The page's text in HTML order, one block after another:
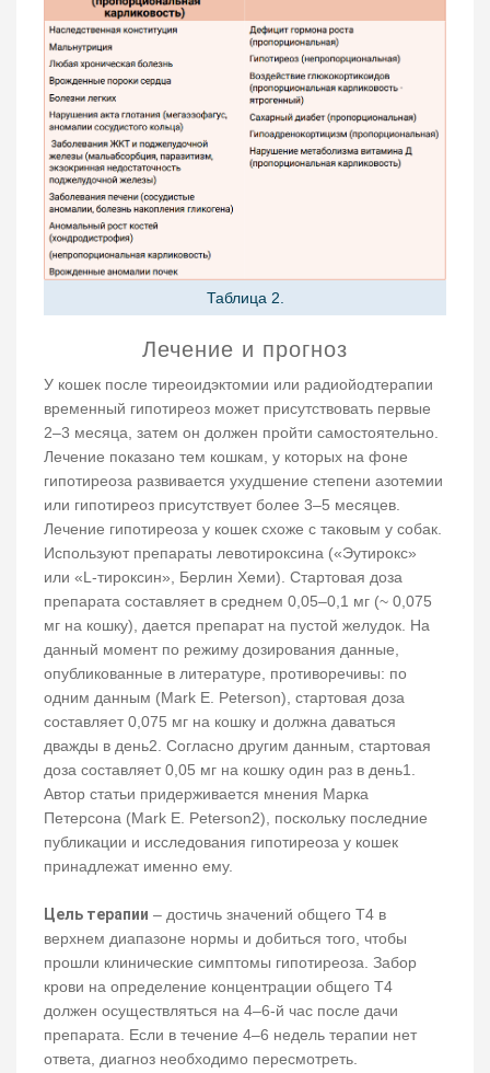
Таблица 2.
Лечение и прогноз
У кошек после тиреоидэктомии или радиойодтерапии
временный гипотиреоз может присутствовать первые
2–3 месяца, затем он должен пройти самостоятельно.
Лечение показано тем кошкам, у которых на фоне
гипотиреоза развивается ухудшение степени азотемии
или гипотиреоз присутствует более 3–5 месяцев.
Лечение гипотиреоза у кошек схоже с таковым у собак.
Используют препараты левотироксина («Эутирокс»
или «L-тироксин», Берлин Хеми). Стартовая доза
препарата составляет в среднем 0,05–0,1 мг (~ 0,075
мг на кошку), дается препарат на пустой желудок. На
данный момент по режиму дозирования данные,
опубликованные в литературе, противоречивы: по
одним данным (Mark E. Peterson), стартовая доза
составляет 0,075 мг на кошку и должна даваться
дважды в день2. Согласно другим данным, стартовая
доза составляет 0,05 мг на кошку один раз в день1.
Автор статьи придерживается мнения Марка
Петерсона (Mark E. Peterson2), поскольку последние
публикации и исследования гипотиреоза у кошек
принадлежат именно ему.
Цель терапии – достичь значений общего Т4 в
верхнем диапазоне нормы и добиться того, чтобы
прошли клинические симптомы гипотиреоза. Забор
крови на определение концентрации общего Т4
должен осуществляться на 4–6-й час после дачи
препарата. Если в течение 4–6 недель терапии нет
ответа, диагноз необходимо пересмотреть.